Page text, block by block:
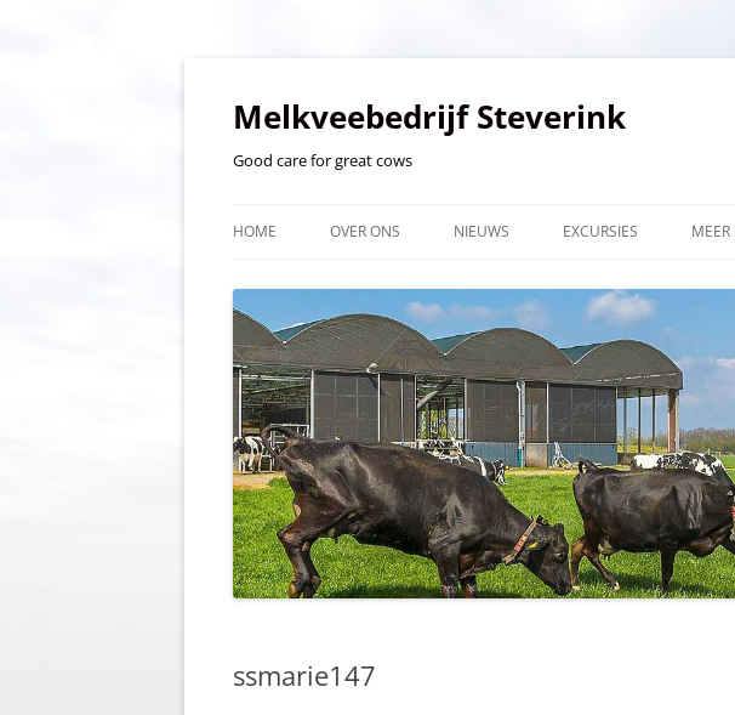
inhoud
Melkveebedrijf Steverink
Good care for great cows
HOME OVER ONS NIEUWS EXCURSIES
ssmarie147